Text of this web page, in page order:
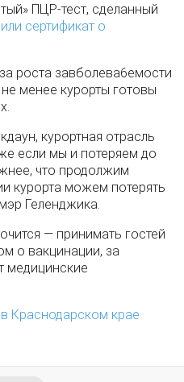
ПЦР-тест, сделанный
сертификат о
роста завболева6емости
менее курорты готовы
курортная отрасль
если мы и потеряем до
что продолжим
курорта можем потерять
Геленджика.
— принимать гостей
о вакцинации, за
медицинские
Краснодарском крае